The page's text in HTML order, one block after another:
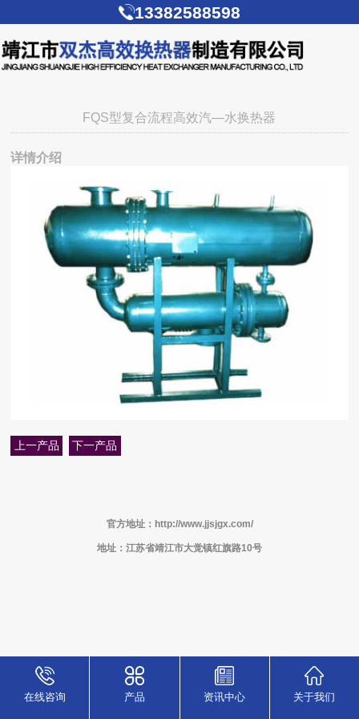
13382588598
FQS型复合流程高效汽—水换热器
详情介绍
上一产品 下一产品
官方地址：http://www.jjsjgx.com/
地址：江苏省靖江市大觉镇红旗路10号
在线咨询 产品 资讯中心 关于我们